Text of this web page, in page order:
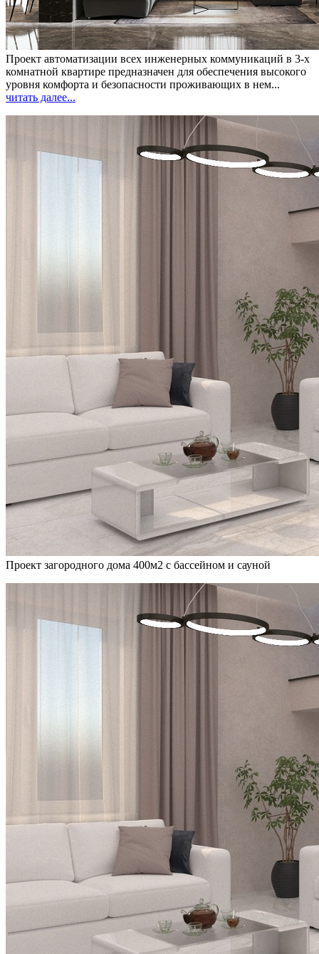
Проект автоматизации всех инженерных коммуникаций в 3-х
комнатной квартире предназначен для обеспечения высокого
уровня комфорта и безопасности проживающих в нем...
читать далее...
Проект загородного дома 400м2 с бассейном и сауной